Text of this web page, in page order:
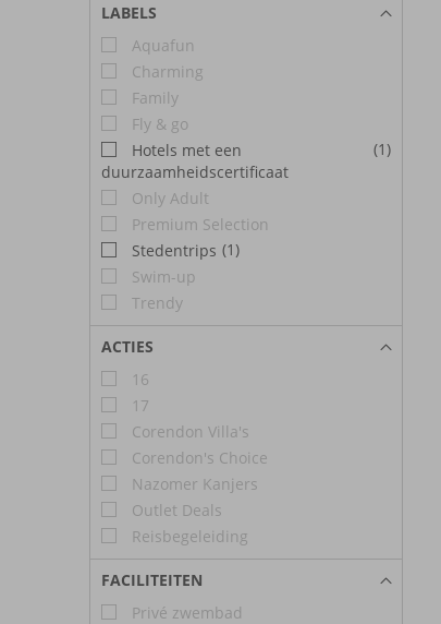
LABELS
Aquafun
Charming
Family
Fly & go
Hotels met een
duurzaamheidscertificaat
(1)
Only Adult
Premium Selection
Stedentrips (1)
Swim-up
Trendy
ACTIES
16
17
Corendon Villa's
Corendon's Choice
Nazomer Kanjers
Outlet Deals
Reisbegeleiding
FACILITEITEN
Privé zwembad